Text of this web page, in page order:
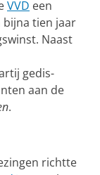
VVD een
bijna tien jaar
Naast
gedis­
aan de
.
richtte